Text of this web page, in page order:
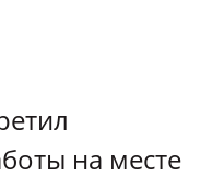
на месте